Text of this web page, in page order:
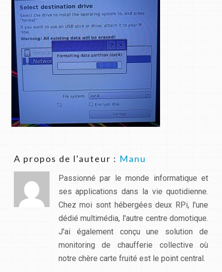
A propos de l'auteur : Manu
Passionné par le monde informatique et
ses applications dans la vie quotidienne.
Chez moi sont hébergées deux RPi, l'une
dédié multimédia, l'autre centre domotique.
J'ai également conçu une solution de
monitoring de chaufferie collective où
notre chère carte fruité est le point central.